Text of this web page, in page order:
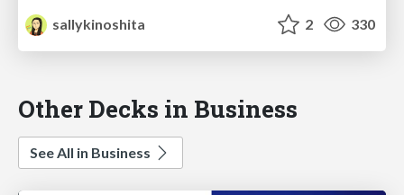
sallykinoshita 2 330
Other Decks in Business
See All in Business